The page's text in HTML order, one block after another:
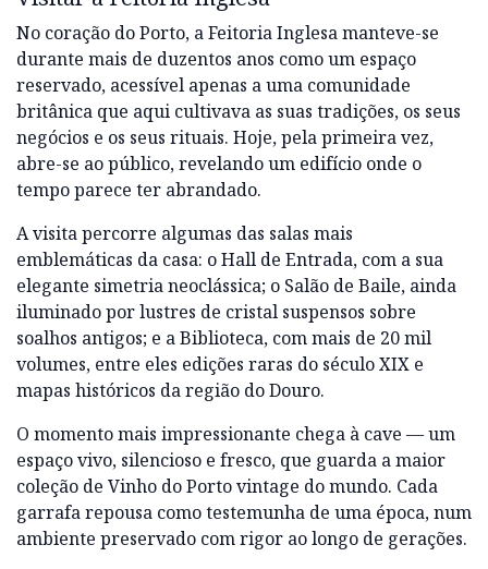
No coração do Porto, a Feitoria Inglesa manteve-se
durante mais de duzentos anos como um espaço
reservado, acessível apenas a uma comunidade
britânica que aqui cultivava as suas tradições, os seus
negócios e os seus rituais. Hoje, pela primeira vez,
abre-se ao público, revelando um edifício onde o
tempo parece ter abrandado.
A visita percorre algumas das salas mais
emblemáticas da casa: o Hall de Entrada, com a sua
elegante simetria neoclássica; o Salão de Baile, ainda
iluminado por lustres de cristal suspensos sobre
soalhos antigos; e a Biblioteca, com mais de 20 mil
volumes, entre eles edições raras do século XIX e
mapas históricos da região do Douro.
O momento mais impressionante chega à cave — um
espaço vivo, silencioso e fresco, que guarda a maior
coleção de Vinho do Porto vintage do mundo. Cada
garrafa repousa como testemunha de uma época, num
ambiente preservado com rigor ao longo de gerações.